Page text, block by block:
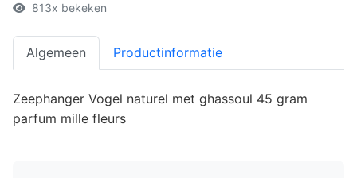
813x bekeken
Algemeen Productinformatie
Zeephanger Vogel naturel met ghassoul 45 gram
parfum mille fleurs